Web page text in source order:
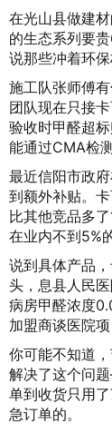
在光山县做建
的生态系列要
说那些冲着环
施工队张师傅
团队现在只接
验收时甲醛超
能通过CMA检测
最近信阳市政
到额外补贴。
比其他竞品多
在业内不到5%
说到具体产品
头，息县人民
病房甲醛浓度
加盟商谈医院
你可能不知道
解决了这个问
单到收货只用
急订单的。